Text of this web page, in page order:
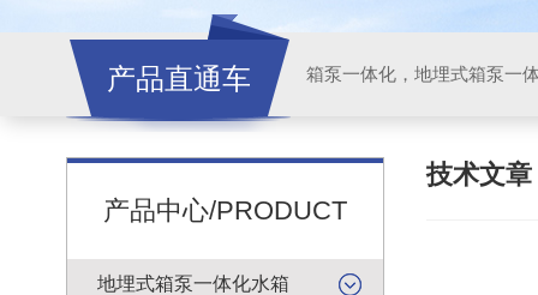
产品直通车
产品中心/PRODUCT
地埋式箱泵一体化水箱
技术文章